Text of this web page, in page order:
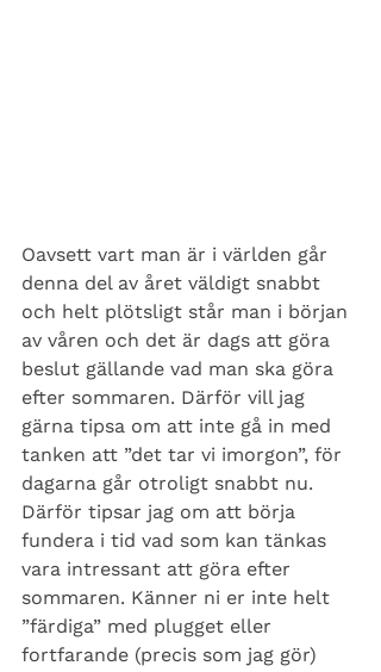
Oavsett vart man är i världen går
denna del av året väldigt snabbt
och helt plötsligt står man i början
av våren och det är dags att göra
beslut gällande vad man ska göra
efter sommaren. Därför vill jag
gärna tipsa om att inte gå in med
tanken att ”det tar vi imorgon”, för
dagarna går otroligt snabbt nu.
Därför tipsar jag om att börja
fundera i tid vad som kan tänkas
vara intressant att göra efter
sommaren. Känner ni er inte helt
”färdiga” med plugget eller
fortfarande (precis som jag gör)